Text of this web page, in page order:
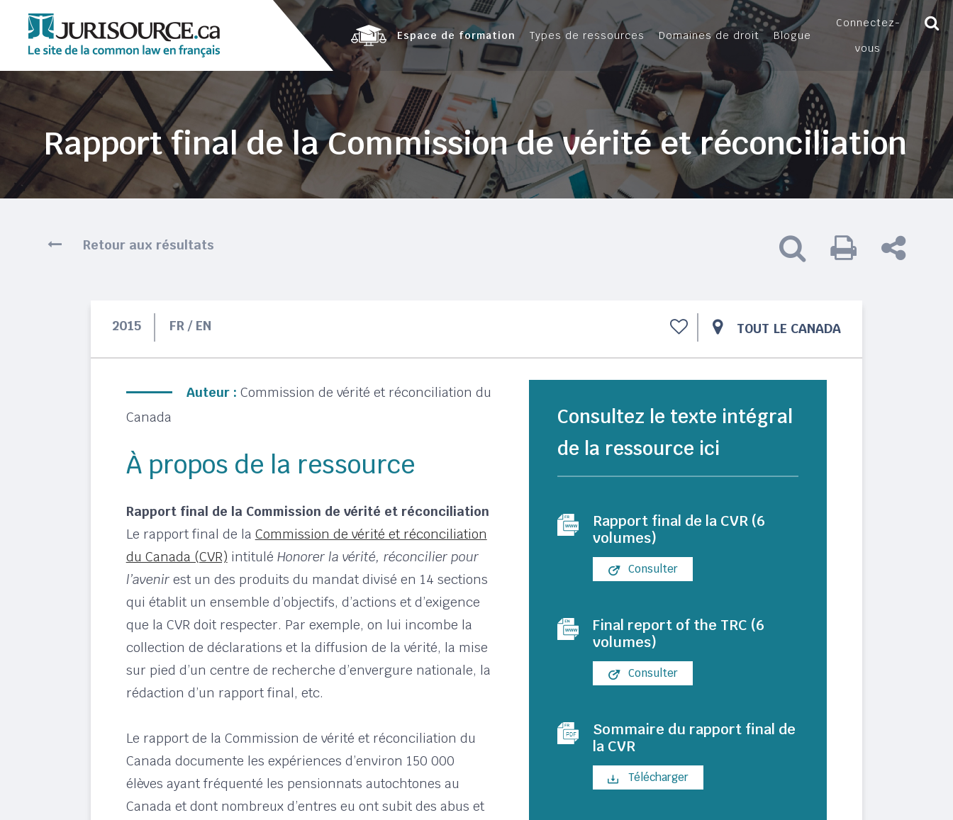
Connectez-
vous
Espace de formation Types de ressources Domaines de droit Blogue
Rapport final de la Commission de vérité et réconciliation
Retour aux résultats
2015 FR / EN TOUT LE CANADA
Auteur : Commission de vérité et réconciliation du
Canada
À propos de la ressource
Rapport final de la Commission de vérité et réconciliation
Le rapport final de la Commission de vérité et réconciliation
du Canada (CVR) intitulé Honorer la vérité, réconcilier pour
l’avenirest un des produits du mandat divisé en 14 sections
qui établit un ensemble d’objectifs, d’actions et d’exigence
que la CVR doit respecter. Par exemple, on lui incombe la
collection de déclarations et la diffusion de la vérité, la mise
sur pied d’un centre de recherche d’envergure nationale, la
rédaction d’un rapport final, etc.
Le rapport de la Commission de vérité et réconciliation du
Canada documente les expériences d’environ 150 000
élèves ayant fréquenté les pensionnats autochtones au
Canada et dont nombreux d’entres eu ont subit des abus et
Consultez le texte intégral
de la ressource ici
Rapport final de la CVR (6
volumes)
Consulter
Final report of the TRC (6
volumes)
Consulter
Sommaire du rapport final de
la CVR
Télécharger